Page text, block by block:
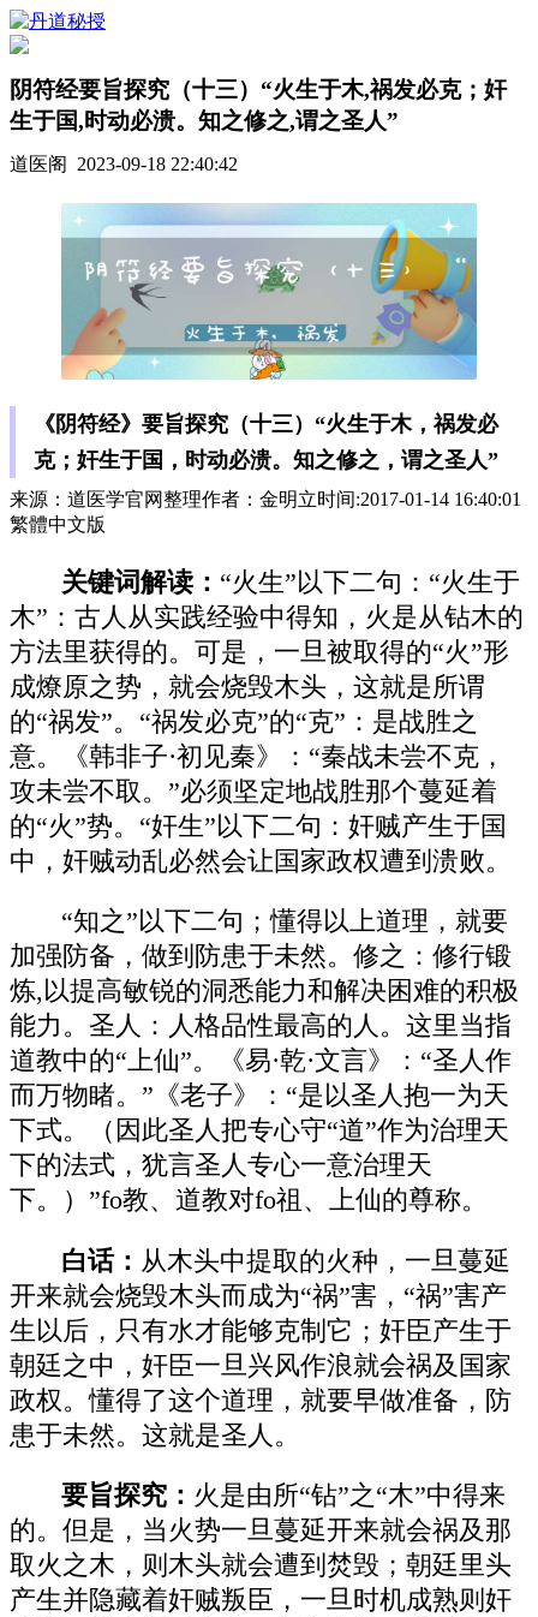
阴符经要旨探究（十三）“火生于木,祸发必克；奸
生于国,时动必溃。知之修之,谓之圣人”
道医阁 2023-09-18 22:40:42
《阴符经》要旨探究（十三）“火生于木，祸发必
克；奸生于国，时动必溃。知之修之，谓之圣人”
来源：道医学官网整理作者：金明立时间:2017-01-14 16:40:01
繁體中文版
关键词解读： “火生”以下二句：“火生于
木”：古人从实践经验中得知，火是从钻木的
方法里获得的。可是，一旦被取得的“火”形
成燎原之势，就会烧毁木头，这就是所谓
的“祸发”。“祸发必克”的“克”：是战胜之
意。《韩非子·初见秦》：“秦战未尝不克，
攻未尝不取。”必须坚定地战胜那个蔓延着
的“火”势。“奸生”以下二句：奸贼产生于国
中，奸贼动乱必然会让国家政权遭到溃败。
“知之”以下二句；懂得以上道理，就要
加强防备，做到防患于未然。修之：修行锻
炼,以提高敏锐的洞悉能力和解决困难的积极
能力。圣人：人格品性最高的人。这里当指
道教中的“上仙”。《易·乾·文言》：“圣人作
而万物睹。”《老子》：“是以圣人抱一为天
下式。（因此圣人把专心守“道”作为治理天
下的法式，犹言圣人专心一意治理天
下。）”fo教、道教对fo祖、上仙的尊称。
白话： 从木头中提取的火种，一旦蔓延
开来就会烧毁木头而成为“祸”害，“祸”害产
生以后，只有水才能够克制它；奸臣产生于
朝廷之中，奸臣一旦兴风作浪就会祸及国家
政权。懂得了这个道理，就要早做准备，防
患于未然。这就是圣人。
要旨探究： 火是由所“钻”之“木”中得来
的。但是，当火势一旦蔓延开来就会祸及那
取火之木，则木头就会遭到焚毁；朝廷里头
产生并隐藏着奸贼叛臣，一旦时机成熟则奸